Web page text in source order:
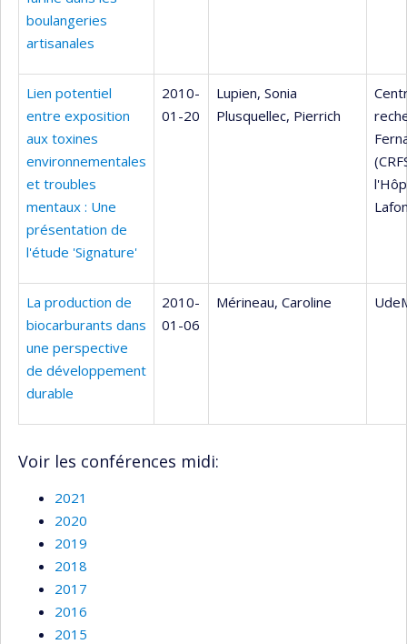
boulangeries
artisanales
Lien potentiel
entre exposition
aux toxines
environnementales
et troubles
mentaux : Une
présentation de
l'étude 'Signature'
2010-
01-20
Lupien, Sonia
Plusquellec, Pierrich
La production de
biocarburants dans
une perspective
de développement
durable
2010-
01-06
Mérineau, Caroline
Voir les conférences midi:
2021
2020
2019
2018
2017
2016
2015